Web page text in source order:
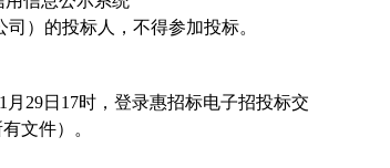
司）的投标人，不得参加投标。
月 29日 17时，登录惠招标电子招投标交
文件） 。